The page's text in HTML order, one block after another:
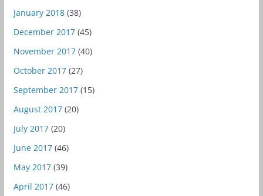
January 2018(38)
December 2017(45)
November 2017(40)
October 2017(27)
September 2017(15)
August 2017(20)
July 2017(20)
June 2017(46)
May 2017(39)
April 2017(46)